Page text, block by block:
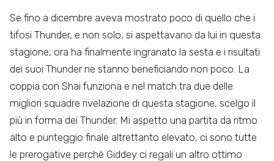
Se fino a dicembre aveva mostrato poco di quello che i
tifosi Thunder, e non solo, si aspettavano da lui in questa
stagione, ora ha finalmente ingranato la sesta e i risultati
dei suoi Thunder ne stanno beneficiando non poco. La
coppia con Shai funziona e nel match tra due delle
migliori squadre rivelazione di questa stagione, scelgo il
più in forma dei Thunder. Mi aspetto una partita da ritmo
alto e punteggio finale altrettanto elevato, ci sono tutte
le prerogative perchè Giddey ci regali un altro ottimo